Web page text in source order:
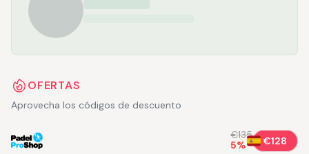
OFERTAS
Aprovecha los códigos de descuento
€135
5% €128